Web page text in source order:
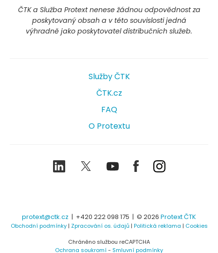
ČTK a Služba Protext nenese žádnou odpovědnost za
poskytovaný obsah a v této souvislosti jedná
výhradně jako poskytovatel distribučních služeb.
Služby ČTK
ČTK.cz
FAQ
O Protextu
LinkedIn TwitterYoutubeFacebookInstagram
protext@ctk.cz | +420 222 098 175 | © 2026 Protext ČTK
Obchodní podmínky| Zpracování os. údajů| Politická reklama | Cookies
Chráněno službou reCAPTCHA
Ochrana soukromí- Smluvní podmínky